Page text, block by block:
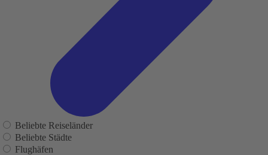
Beliebte Reiseländer
Beliebte Städte
Flughäfen